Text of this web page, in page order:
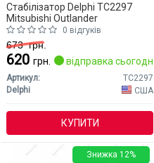
Стабілізатор Delphi TC2297
Mitsubishi Outlander
0 відгуків
673грн.
620 грн. відправка сьогодні
Артикул:
TC2297
Delphi
США
КУПИТИ
Знижка 12%